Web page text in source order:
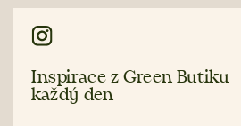
Inspirace z Green Butiku
každý den